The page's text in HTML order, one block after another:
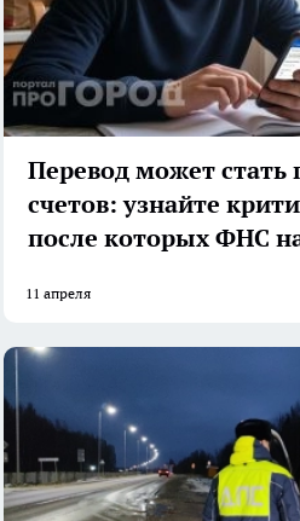
Перевод может стать
счетов: узнайте
после которых ФНС
11 апреля